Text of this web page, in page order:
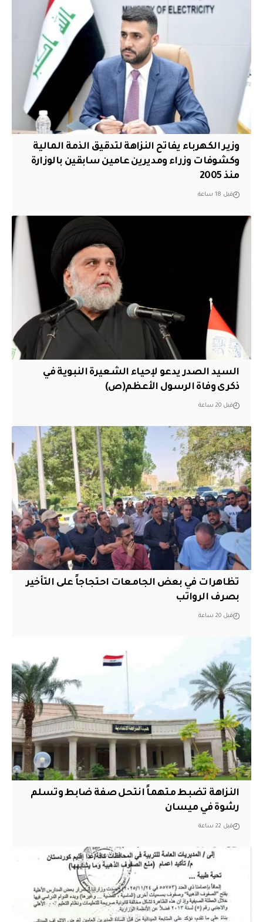
وزير الكهرباء يفاتح النزاهة لتدقيق الذمة المالية
وكشوفات وزراء ومديرين عامين سابقين بالوزارة
منذ 2005
قبل 18 ساعة
السيد الصدر يدعو لإحياء الشعيرة النبوية في
ذكرى وفاة الرسول الأعظم(ص)
قبل 20 ساعة
تظاهرات في بعض الجامعات احتجاجاً على التأخير
بصرف الرواتب
قبل 20 ساعة
النزاهة تضبط متهماً انتحل صفة ضابط وتسلم
رشوة في ميسان
قبل 22 ساعة